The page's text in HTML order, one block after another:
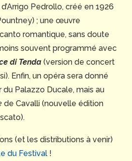
d’Arrigo Pedrollo, créé en 1926
; une œuvre
romantique, sans doute
souvent programmé avec
di Tenda (version de concert
Enfin, un opéra sera donné
du Palazzo Ducale, mais au
de Cavalli (nouvelle édition
(et les distributions à venir)
du Festival !